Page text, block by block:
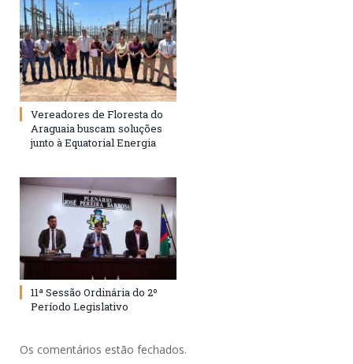
Vereadores de Floresta do
Araguaia buscam soluções
junto à Equatorial Energia
11ª Sessão Ordinária do 2º
Período Legislativo
Os comentários estão fechados.